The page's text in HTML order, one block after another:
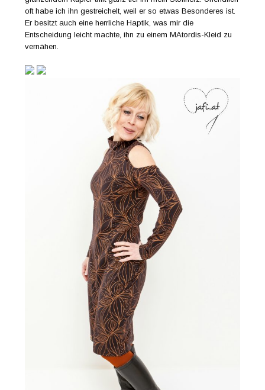
oft habe ich ihn gestreichelt, weil er so etwas Besonderes ist.
Er besitzt auch eine herrliche Haptik, was mir die
Entscheidung leicht machte, ihn zu einem MAtordis-Kleid zu
vernähen.